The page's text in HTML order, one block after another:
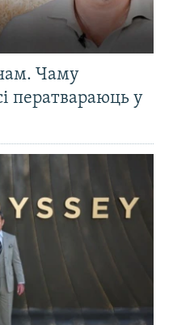
Чаму
ператвараюць у